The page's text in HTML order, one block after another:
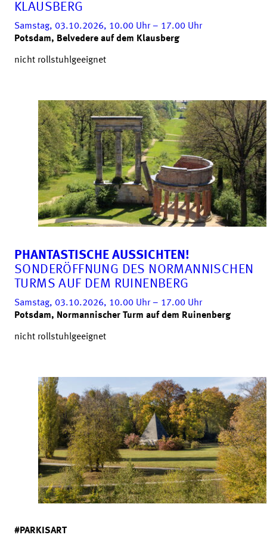
KLAUSBERG
Samstag, 03.10.2026, 10.00 Uhr– 17.00 Uhr
Potsdam, Belvedere auf dem Klausberg
nicht rollstuhlgeeignet
PHANTASTISCHE AUSSICHTEN!
SONDERÖFFNUNG DES NORMANNISCHEN
TURMS AUF DEM RUINENBERG
Samstag, 03.10.2026, 10.00 Uhr– 17.00 Uhr
Potsdam, Normannischer Turm auf dem Ruinenberg
nicht rollstuhlgeeignet
#PARKISART